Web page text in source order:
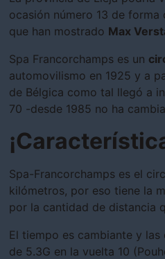
ocasión número 13 de
que han mostrado Max
Spa Francorchamps es un
automovilismo en 1925 y a
de Bélgica como tal llegó a
70 -desde 1985 no ha
Spa-Francorchamps es el
kilómetros, por eso tiene la
por la cantidad de distancia
El tiempo es cambiante y
de 5.3G en la vuelta 10